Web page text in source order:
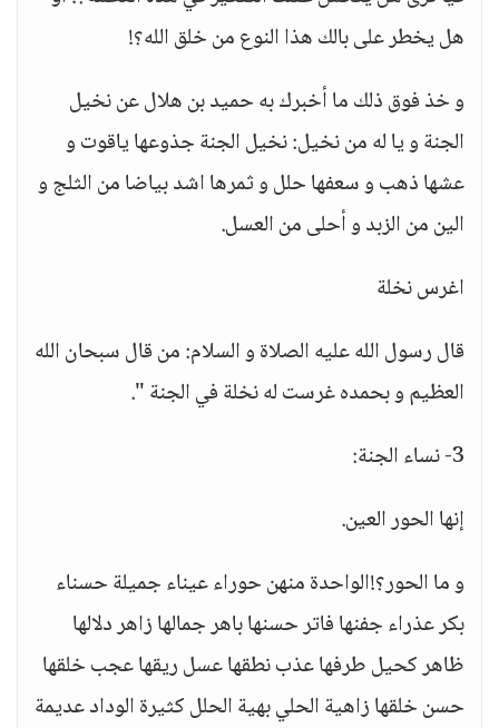
هل يخطر على بالك هذا النوع من خلق الله؟!
و خذ فوق ذلك ما أخبرك به حميد بن هلال عن نخيل
الجنة و يا له من نخيل: نخيل الجنة جذوعها ياقوت و
عشها ذهب و سعفها حلل و ثمرها اشد بياضا من الثلج و
الين من الزبد و أحلى من العسل.
اغرس نخلة
قال رسول الله عليه الصلاة و السلام: من قال سبحان الله
العظيم و بحمده غرست له نخلة في الجنة ".
3- نساء الجنة:
إنها الحور العين.
و ما الحور؟!الواحدة منهن حوراء عيناء جميلة حسناء
بكر عذراء جفنها فاتر حسنها باهر جمالها زاهر دلالها
ظاهر كحيل طرفها عذب نطقها عسل ريقها عجب خلقها
حسن خلقها زاهية الحلي بهية الحلل كثيرة الوداد عديمة